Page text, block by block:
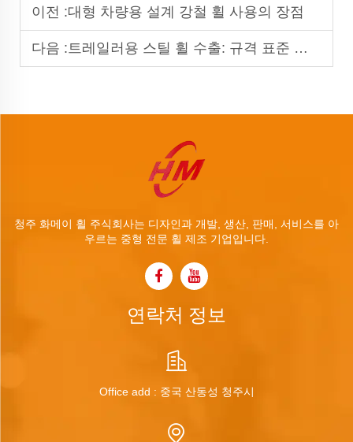
이전 :대형 차량용 설계 강철 휠 사용의 장점
다음 : 트레일러용 스틸 휠 수출: 규격 표준 및 규정 준수
청주 화메이 휠 주식회사는 디자인과 개발, 생산, 판매, 서비스를 아
우르는 중형 전문 휠 제조 기업입니다.
연락처 정보
Office add : 중국 산동성 청주시